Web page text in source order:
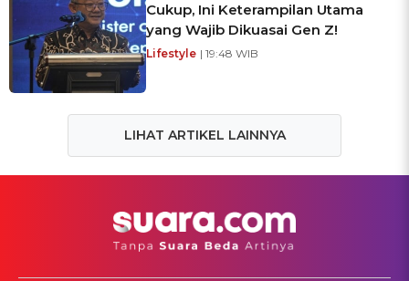
Cukup, Ini Keterampilan Utama
yang Wajib Dikuasai Gen Z!
Lifestyle | 19:48 WIB
LIHAT ARTIKEL LAINNYA